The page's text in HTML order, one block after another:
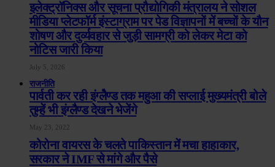
इलेक्ट्रॉनिक्स और सूचना प्रौद्योगिकी मंत्रालय ने सोशल
मीडिया प्लेटफॉर्म इंस्टाग्राम पर पेड विज्ञापनों में बच्चों के यौन
शोषण और दुर्व्यवहार से जुड़ी सामग्री को लेकर मेटा को
नोटिस जारी किया
July 5, 2026
राजनीति
पार्वती कर रही इंग्लेैण्ड तक महुआ की सप्लाई मुख्यमंत्री बोले
तुम्हें भी इंग्लैण्ड देखने भेजेंगे
May 23, 2022
कोरोना वायरस के चलते पाकिस्तान में मचा हाहाकार,
सरकार ने IMF से मांगे और पैसे